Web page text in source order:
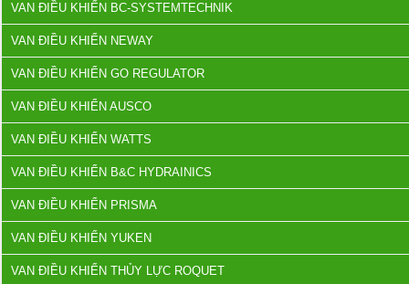
VAN ĐIỀU KHIỂN BC-SYSTEMTECHNIK
VAN ĐIỀU KHIỂN NEWAY
VAN ĐIỀU KHIỂN GO REGULATOR
VAN ĐIỀU KHIỂN AUSCO
VAN ĐIỀU KHIỂN WATTS
VAN ĐIỀU KHIỂN B&C HYDRAINICS
VAN ĐIỀU KHIỂN PRISMA
VAN ĐIỀU KHIỂN YUKEN
VAN ĐIỀU KHIỂN THỦY LỰC ROQUET